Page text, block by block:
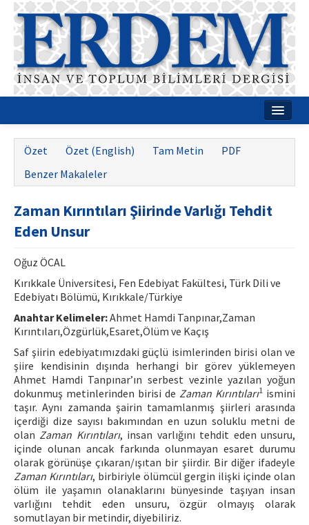
Dergi Kurulları
Rehberler
Yazım Kuralları
İletişim
ISSN: 1010-867X · e-ISSN: 2667-8713
Özet Özet (English) Tam Metin
PDF
Benzer Makaleler
Zaman Kırıntıları Şiirinde Varlığı Tehdit
Eden Unsur
Oğuz ÖCAL
Kırıkkale Üniversitesi, Fen Edebiyat Fakültesi, Türk Dili ve
Edebiyatı Bölümü, Kırıkkale/Türkiye
Anahtar Kelimeler:Ahmet Hamdi Tanpınar,Zaman
Kırıntıları,Özgürlük,Esaret,Ölüm ve Kaçış
Saf şiirin edebiyatımızdaki güçlü isimlerinden birisi olan ve
şiire kendisinin dışında herhangi bir görev yüklemeyen
Ahmet Hamdi Tanpınar’ın serbest vezinle yazılan yoğun
dokunmuş metinlerinden birisi de Zaman Kırıntıları1 ismini
taşır. Aynı zamanda şairin tamamlanmış şiirleri arasında
içerdiği dize sayısı bakımından en uzun soluklu metni de
olanZaman Kırıntıları, insan varlığını tehdit eden unsuru,
içinde olunan ancak farkında olunmayan esaret durumu
olarak görünüşe çıkaran/ışıtan bir şiirdir. Bir diğer ifadeyle
Zaman Kırıntıları, birbiriyle ölümcül gergin ilişki içinde olan
ölüm ile yaşamın olanaklarını bünyesinde taşıyan insan
varlığını tehdit eden unsuru, özgür olmayış olarak
somutlayan bir metindir, diyebiliriz.